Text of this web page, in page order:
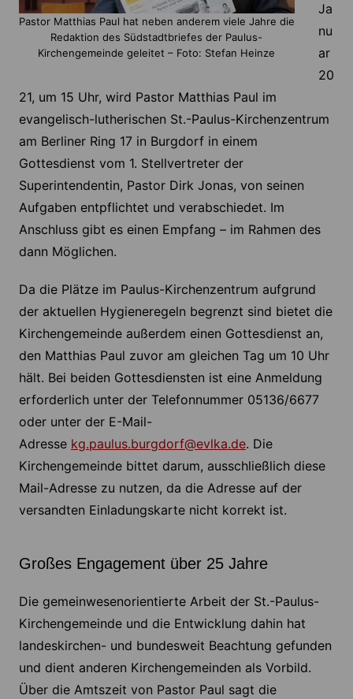
Pastor Matthias Paul hat neben anderem viele Jahre die
Redaktion des Südstadtbriefes der Paulus-
Kirchengemeinde geleitet – Foto: Stefan Heinze
Ja
nu
ar
20
21, um 15 Uhr, wird Pastor Matthias Paul im
evangelisch-lutherischen St.-Paulus-Kirchenzentrum
am Berliner Ring 17 in Burgdorf in einem
Gottesdienst vom 1. Stellvertreter der
Superintendentin, Pastor Dirk Jonas, von seinen
Aufgaben entpflichtet und verabschiedet. Im
Anschluss gibt es einen Empfang – im Rahmen des
dann Möglichen.
Da die Plätze im Paulus-Kirchenzentrum aufgrund
der aktuellen Hygieneregeln begrenzt sind bietet die
Kirchengemeinde außerdem einen Gottesdienst an,
den Matthias Paul zuvor am gleichen Tag um 10 Uhr
hält. Bei beiden Gottesdiensten ist eine Anmeldung
erforderlich unter der Telefonnummer 05136/6677
oder unter der E-Mail-
Adresse kg.paulus.burgdorf@evlka.de. Die
Kirchengemeinde bittet darum, ausschließlich diese
Mail-Adresse zu nutzen, da die Adresse auf der
versandten Einladungskarte nicht korrekt ist.
Großes Engagement über 25 Jahre
Die gemeinwesenorientierte Arbeit der St.-Paulus-
Kirchengemeinde und die Entwicklung dahin hat
landeskirchen- und bundesweit Beachtung gefunden
und dient anderen Kirchengemeinden als Vorbild.
Über die Amtszeit von Pastor Paul sagt die